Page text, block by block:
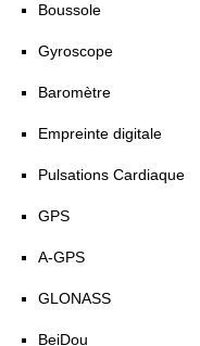
Boussole
Gyroscope
Baromètre
Empreinte digitale
Pulsations Cardiaque
GPS
A-GPS
GLONASS
BeiDou